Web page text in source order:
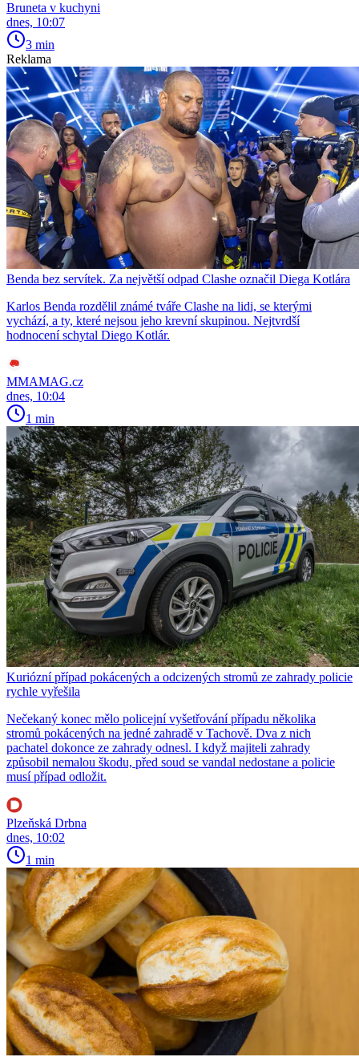
Bruneta v kuchyni
dnes, 10:07
3 min
Reklama
Benda bez servítek. Za největší odpad Clashe označil Diega Kotlára
Karlos Benda rozdělil známé tváře Clashe na lidi, se kterými
vychází, a ty, které nejsou jeho krevní skupinou. Nejtvrdší
hodnocení schytal Diego Kotlár.
MMAMAG.cz
dnes, 10:04
1 min
Kuriózní případ pokácených a odcizených stromů ze zahrady policie
rychle vyřešila
Nečekaný konec mělo policejní vyšetřování případu několika
stromů pokácených na jedné zahradě v Tachově. Dva z nich
pachatel dokonce ze zahrady odnesl. I když majiteli zahrady
způsobil nemalou škodu, před soud se vandal nedostane a policie
musí případ odložit.
Plzeňská Drbna
dnes, 10:02
1 min